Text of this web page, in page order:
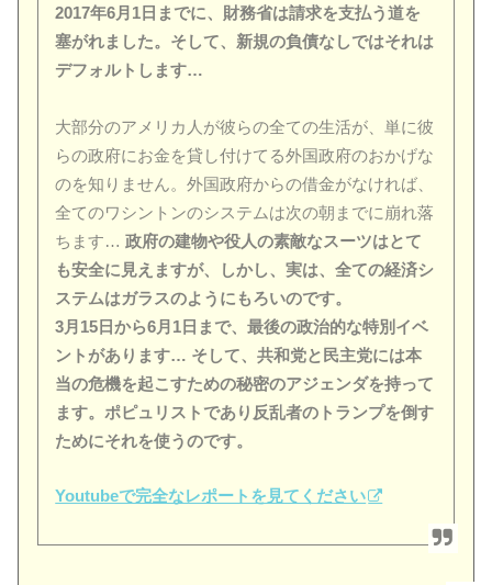
2017年6月1日までに、財務省は請求を支払う道を
塞がれました。そして、新規の負債なしではそれは
デフォルトします…
大部分のアメリカ人が彼らの全ての生活が、単に彼
らの政府にお金を貸し付けてる外国政府のおかげな
のを知りません。外国政府からの借金がなければ、
全てのワシントンのシステムは次の朝までに崩れ落
ちます…政府の建物や役人の素敵なスーツはとて
も安全に見えますが、しかし、実は、全ての経済シ
ステムはガラスのようにもろいのです。
3月15日から6月1日まで、最後の政治的な特別イベ
ントがあります… そして、共和党と民主党には本
当の危機を起こすための秘密のアジェンダを持って
ます。ポピュリストであり反乱者のトランプを倒す
ためにそれを使うのです。
Youtubeで完全なレポートを見てください